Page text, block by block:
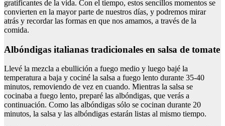
gratificantes de la vida. Con el tiempo, estos sencillos momentos se
convierten en la mayor parte de nuestros días, y podremos mirar
atrás y recordar las formas en que nos amamos, a través de la
comida.
Albóndigas italianas tradicionales en salsa de tomate
Llevé la mezcla a ebullición a fuego medio y luego bajé la
temperatura a baja y cociné la salsa a fuego lento durante 35-40
minutos, removiendo de vez en cuando. Mientras la salsa se
cocinaba a fuego lento, preparé las albóndigas, que verás a
continuación. Como las albóndigas sólo se cocinan durante 20
minutos, la salsa y las albóndigas estarán listas al mismo tiempo.